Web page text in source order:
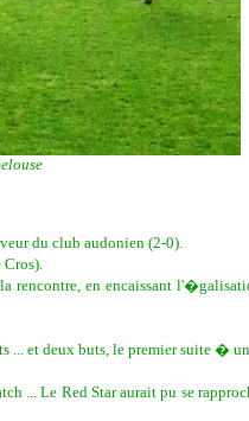
du club audonien (2-0).
en encaissant
deux buts, le premier suite � un
... Le Red Star aurait pu se